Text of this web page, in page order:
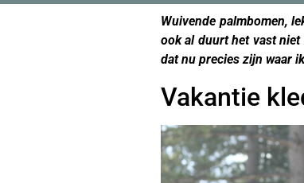
Wuivende palmbomen,
ook al duurt het vast niet
dat nu precies zijn waar
Vakantie